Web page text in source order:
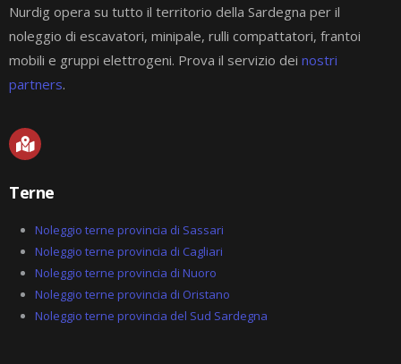
Nurdig opera su tutto il territorio della Sardegna per il
noleggio di escavatori, minipale, rulli compattatori, frantoi
mobili e gruppi elettrogeni. Prova il servizio dei nostri
partners.
M
a
p
m
r
k
d
-
a
Terne
Noleggio terne provincia di Sassari
Noleggio terne provincia di Cagliari
Noleggio terne provincia di Nuoro
Noleggio terne provincia di Oristano
Noleggio terne provincia del Sud Sardegna